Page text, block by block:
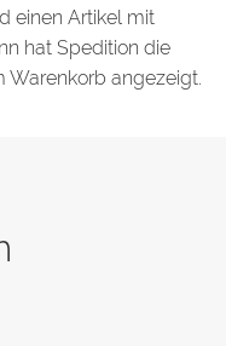
einen Artikel mit
hat Spedition die
Warenkorb angezeigt.